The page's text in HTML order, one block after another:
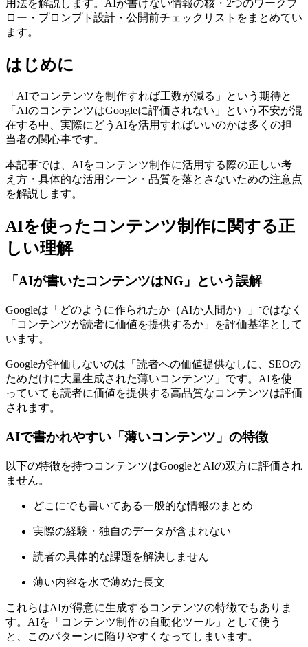
用法を解説します。AIが書けない情報の核・2つのワークフ
ロー・プロンプト設計・公開前チェックリストをまとめてい
ます。
はじめに
「AIでコンテンツを制作すれば工数が減る」という期待と
「AIのコンテンツはGoogleに評価されない」という不安が混
在する中、実際にどうAIを活用すればいいのかは多くの担
当者の関心事です。
本記事では、AIをコンテンツ制作に活用する際の正しい考
え方・具体的な活用シーン・品質を落とさないための注意点
を解説します。
AIを使ったコンテンツ制作に関する正
しい理解
「AIが書いたコンテンツはNG」という誤解
Googleは「どのように作られたか（AIか人間か）」ではなく
「コンテンツが読者に価値を提供するか」を評価基準として
います。
Googleが評価しないのは「読者への価値提供なしに、SEOの
ためだけに大量生成された薄いコンテンツ」です。AIを使
っていても読者に価値を提供する高品質なコンテンツは評価
されます。
AIで書かれやすい「薄いコンテンツ」の特徴
以下の特徴を持つコンテンツはGoogleとAIの双方に評価され
ません。
どこにでも書いてある一般的な情報のまとめ
実際の経験・独自のデータが含まれない
読者の具体的な課題を解決しません
薄い内容を水で薄めた長文
これらはAIが得意に生成するコンテンツの特徴でもありま
す。AIを「コンテンツ制作の自動化ツール」として使う
と、このパターンに陥りやすくなってしまいます。